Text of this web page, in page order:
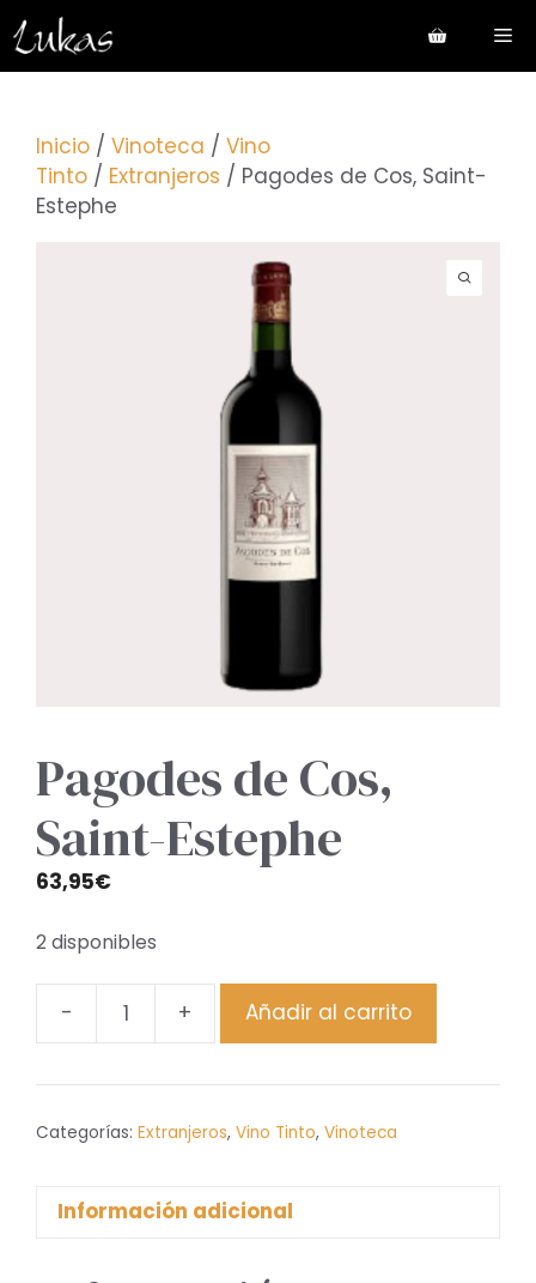
Saltar
al
contenido
Inicio / Vinoteca / Vino
Tinto / Extranjeros / Pagodes de Cos, Saint-
Estephe
Pagodes de Cos,
Saint-Estephe
63,95€
2 disponibles
-
Pagodes
Cos,
Estephe
+ Añadir al carrito
Categorías: Extranjeros, Vino Tinto, Vinoteca
Información adicional